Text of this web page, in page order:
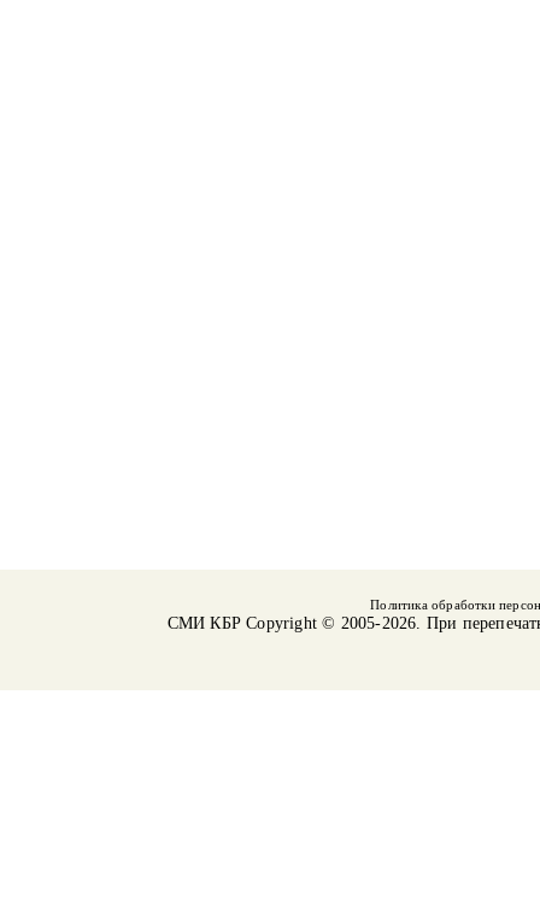
Политика обработки
СМИ КБРCopyright © 2005-2026. При